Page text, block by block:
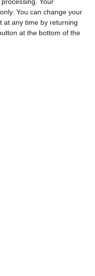
You can change your
at any time by returning
at the bottom of the